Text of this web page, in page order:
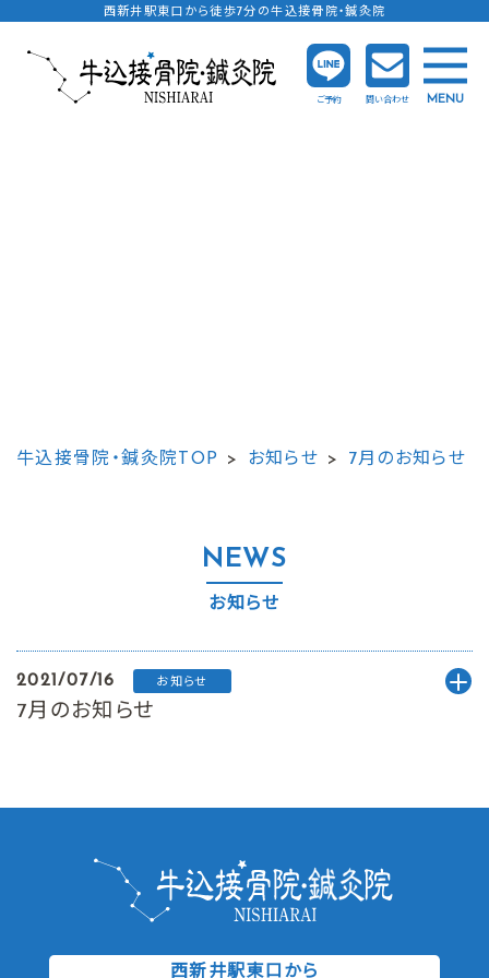
西新井駅東口から徒歩7分の牛込接骨院・鍼灸院
ご予約 問い合わせ MENU
牛込接骨院・鍼灸院TOP お知らせ 7月のお知らせ
NEWS
お知らせ
2021/07/16 お知らせ
7月のお知らせ
西新井駅東口から